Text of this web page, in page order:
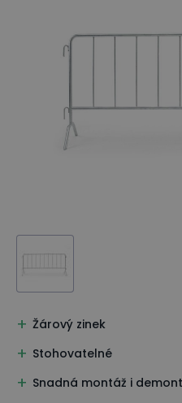
Žárový zinek
Stohovatelné
Snadná montáž i